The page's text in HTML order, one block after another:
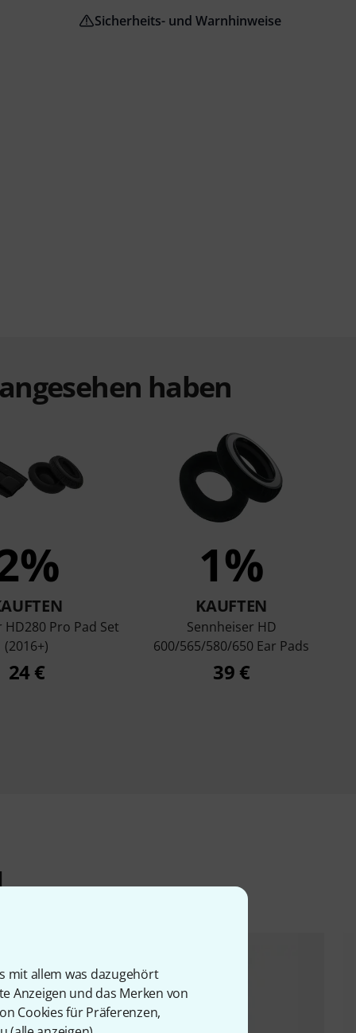
mit allem was dazugehört
Anzeigen und das Merken von
Cookies für Präferenzen,
Sicherheits- und Warnhinweise
haben
HD280 Pro Pad Set
(2016+)
24 €
1%
KAUFTEN
Sennheiser HD
600/565/580/650 Ear Pads
39 €